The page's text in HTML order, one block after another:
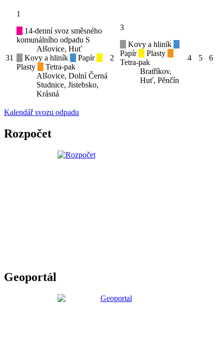
31
1
14-denní svoz směsného
komunálního odpadu S
Alšovice, Huť
Kovy a hliník
Papír
Plasty
Tetra-pak
Alšovice, Dolní Černá
Studnice, Jistebsko,
Krásná
2
3
Kovy a hliník
Papír
Plasty
Tetra-pak
Bratříkov,
Huť, Pěnčín
4 5 6
Kalendář svozu odpadu
Rozpočet
Geoportál